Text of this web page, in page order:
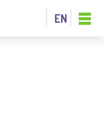
EN